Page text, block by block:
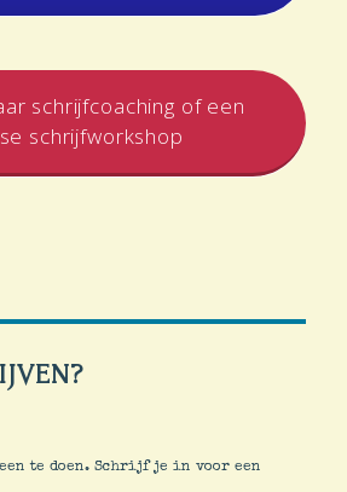
schrijfcoaching of een
schrijfworkshop
te doen. Schrijf je in voor een